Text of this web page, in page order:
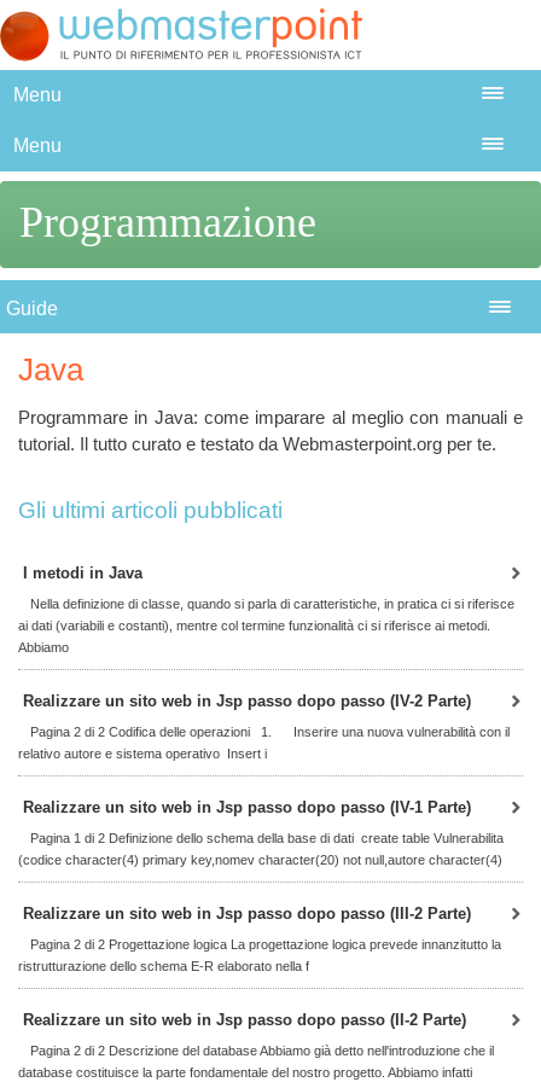
Menu
Menu
Programmazione
Guide
Java
Programmare in Java: come imparare al meglio con manuali e
tutorial. Il tutto curato e testato da Webmasterpoint.org per te.
Gli ultimi articoli pubblicati
I metodi in Java
Nella definizione di classe, quando si parla di caratteristiche, in pratica ci si riferisce
ai dati (variabili e costanti), mentre col termine funzionalità ci si riferisce ai metodi.
Abbiamo
Realizzare un sito web in Jsp passo dopo passo (IV-2 Parte)
Pagina 2 di 2 Codifica delle operazioni 1. Inserire una nuova vulnerabilità con il
relativo autore e sistema operativo Insert i
Realizzare un sito web in Jsp passo dopo passo (IV-1 Parte)
Pagina 1 di 2 Definizione dello schema della base di dati create table Vulnerabilita
(codice character(4) primary key,nomev character(20) not null,autore character(4)
Realizzare un sito web in Jsp passo dopo passo (III-2 Parte)
Pagina 2 di 2 Progettazione logica La progettazione logica prevede innanzitutto la
ristrutturazione dello schema E-R elaborato nella f
Realizzare un sito web in Jsp passo dopo passo (II-2 Parte)
Pagina 2 di 2 Descrizione del database Abbiamo già detto nell'introduzione che il
database costituisce la parte fondamentale del nostro progetto. Abbiamo infatti